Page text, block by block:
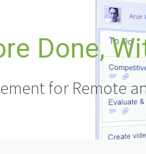
Done,
for Remote